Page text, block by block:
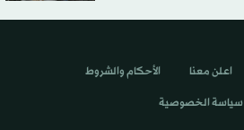
اعلن معنا الأحكام والشروط
سياسة الخصوصية